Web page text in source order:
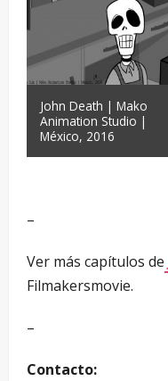
John Death | Mako
Animation Studio |
México, 2016
–
Ver más capítulos de
Filmakersmovie.
–
Contacto: